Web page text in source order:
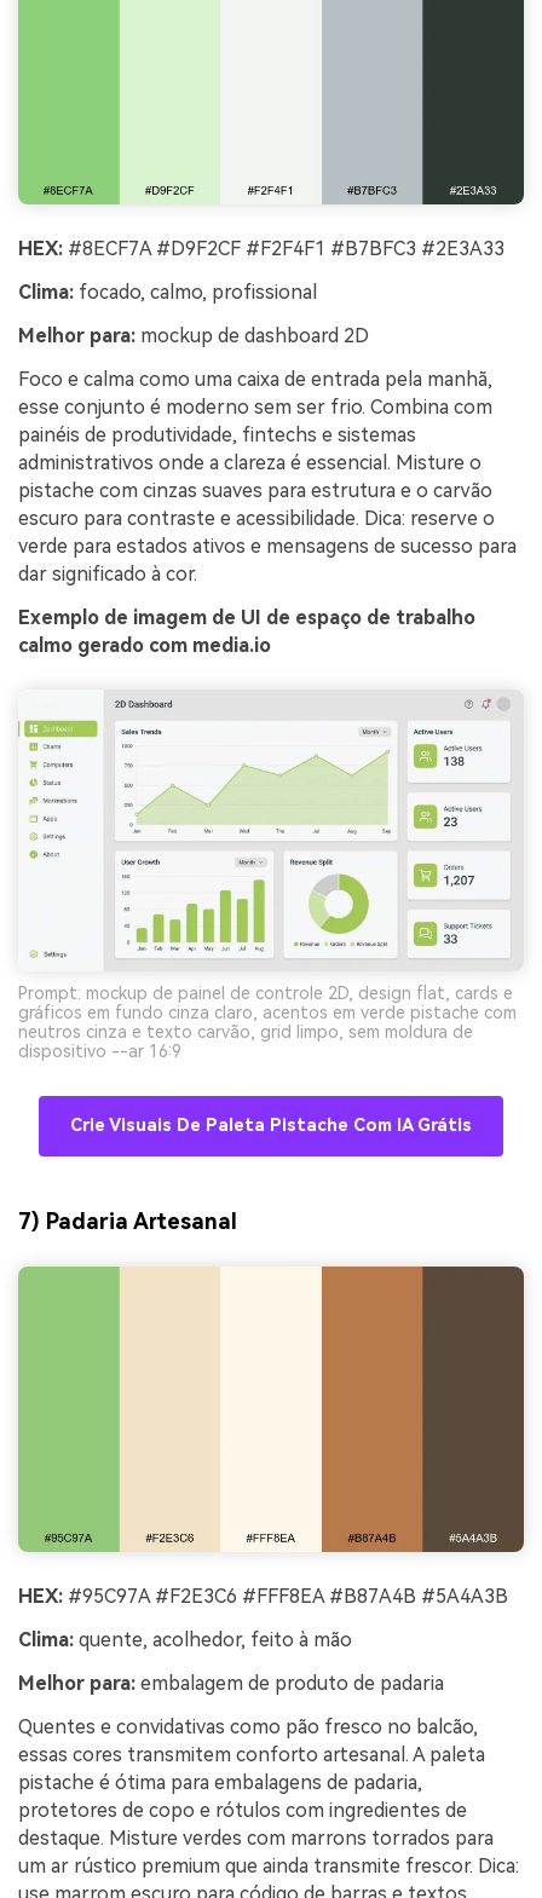
HEX: #8ECF7A #D9F2CF #F2F4F1 #B7BFC3 #2E3A33
Clima: focado, calmo, profissional
Melhor para: mockup de dashboard 2D
Foco e calma como uma caixa de entrada pela manhã,
esse conjunto é moderno sem ser frio. Combina com
painéis de produtividade, fintechs e sistemas
administrativos onde a clareza é essencial. Misture o
pistache com cinzas suaves para estrutura e o carvão
escuro para contraste e acessibilidade. Dica: reserve o
verde para estados ativos e mensagens de sucesso para
dar significado à cor.
Exemplo de imagem de UI de espaço de trabalho
calmo gerado com media.io
Prompt: mockup de painel de controle 2D, design flat, cards e
gráficos em fundo cinza claro, acentos em verde pistache com
neutros cinza e texto carvão, grid limpo, sem moldura de
dispositivo --ar 16:9
Crie Visuais De Paleta Pistache Com IA Grátis
7) Padaria Artesanal
HEX: #95C97A #F2E3C6 #FFF8EA #B87A4B #5A4A3B
Clima: quente, acolhedor, feito à mão
Melhor para: embalagem de produto de padaria
Quentes e convidativas como pão fresco no balcão,
essas cores transmitem conforto artesanal. A paleta
pistache é ótima para embalagens de padaria,
protetores de copo e rótulos com ingredientes de
destaque. Misture verdes com marrons torrados para
um ar rústico premium que ainda transmite frescor. Dica:
use marrom escuro para código de barras e textos,